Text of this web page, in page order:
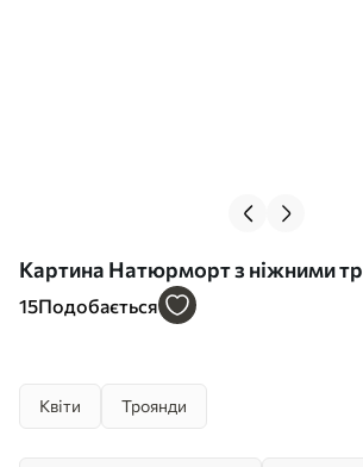
Картина Натюрморт з ніжними
чайному сервізі Арт. s45045
15Подобається
Квіти Троянди